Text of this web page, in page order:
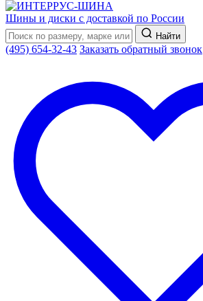
Шины и диски с доставкой по России
Найти
(495) 654-32-43 Заказать обратный звонок